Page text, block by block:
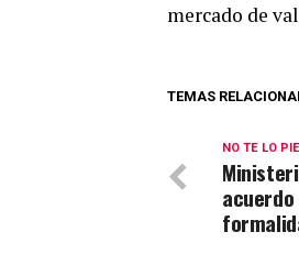
mercado de
TEMAS
NO TE LO